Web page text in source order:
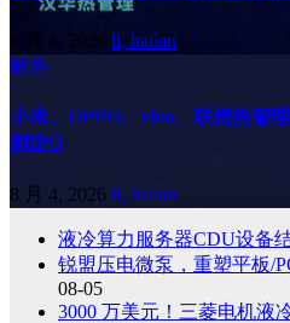
8 月 4, 2026 li, hailan
散热
小米、OPPO、vivo、联想热管
刺IPO
8 月 4, 2026 li, hailan
液冷算力服务器CDU设备
锐盟压电微泵，重塑平板/
08-05
3000 万美元！三菱电机液